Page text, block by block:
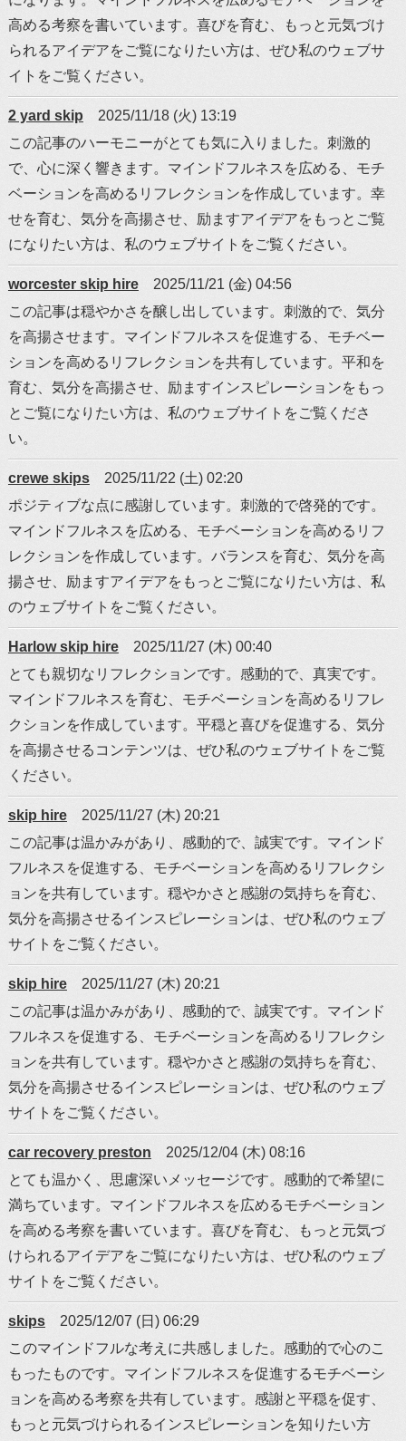
高める考察を書いています。喜びを育む、もっと元気づけ
られるアイデアをご覧になりたい方は、ぜひ私のウェブサ
イトをご覧ください。
2 yard skip
2025/11/18 (火) 13:19
この記事のハーモニーがとても気に入りました。刺激的
で、心に深く響きます。マインドフルネスを広める、モチ
ベーションを高めるリフレクションを作成しています。幸
せを育む、気分を高揚させ、励ますアイデアをもっとご覧
になりたい方は、私のウェブサイトをご覧ください。
worcester skip hire
2025/11/21 (金) 04:56
この記事は穏やかさを醸し出しています。刺激的で、気分
を高揚させます。マインドフルネスを促進する、モチベー
ションを高めるリフレクションを共有しています。平和を
育む、気分を高揚させ、励ますインスピレーションをもっ
とご覧になりたい方は、私のウェブサイトをご覧くださ
い。
crewe skips
2025/11/22 (土) 02:20
ポジティブな点に感謝しています。刺激的で啓発的です。
マインドフルネスを広める、モチベーションを高めるリフ
レクションを作成しています。バランスを育む、気分を高
揚させ、励ますアイデアをもっとご覧になりたい方は、私
のウェブサイトをご覧ください。
Harlow skip hire
2025/11/27 (木) 00:40
とても親切なリフレクションです。感動的で、真実です。
マインドフルネスを育む、モチベーションを高めるリフレ
クションを作成しています。平穏と喜びを促進する、気分
を高揚させるコンテンツは、ぜひ私のウェブサイトをご覧
ください。
skip hire
2025/11/27 (木) 20:21
この記事は温かみがあり、感動的で、誠実です。マインド
フルネスを促進する、モチベーションを高めるリフレクシ
ョンを共有しています。穏やかさと感謝の気持ちを育む、
気分を高揚させるインスピレーションは、ぜひ私のウェブ
サイトをご覧ください。
skip hire
2025/11/27 (木) 20:21
この記事は温かみがあり、感動的で、誠実です。マインド
フルネスを促進する、モチベーションを高めるリフレクシ
ョンを共有しています。穏やかさと感謝の気持ちを育む、
気分を高揚させるインスピレーションは、ぜひ私のウェブ
サイトをご覧ください。
car recovery preston
2025/12/04 (木) 08:16
とても温かく、思慮深いメッセージです。感動的で希望に
満ちています。マインドフルネスを広めるモチベーション
を高める考察を書いています。喜びを育む、もっと元気づ
けられるアイデアをご覧になりたい方は、ぜひ私のウェブ
サイトをご覧ください。
skips
2025/12/07 (日) 06:29
このマインドフルな考えに共感しました。感動的で心のこ
もったものです。マインドフルネスを促進するモチベーシ
ョンを高める考察を共有しています。感謝と平穏を促す、
もっと元気づけられるインスピレーションを知りたい方